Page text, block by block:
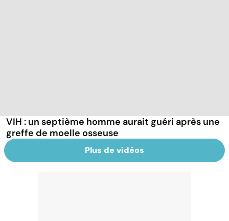
VIH : un septième homme aurait guéri après une
greffe de moelle osseuse
Plus de vidéos